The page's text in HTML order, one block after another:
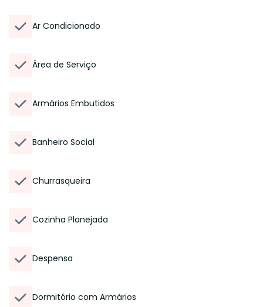
Ar Condicionado
Área de Serviço
Armários Embutidos
Banheiro Social
Churrasqueira
Cozinha Planejada
Despensa
Dormitório com Armários